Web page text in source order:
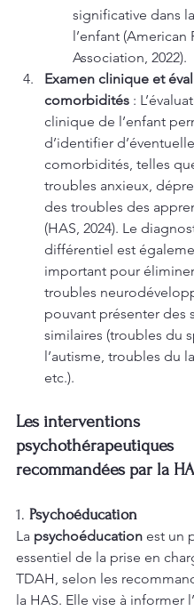
significative dans
l’enfant (American
Association, 2022).
Examen clinique et
comorbidités :
clinique de l’enfant
d’identifier
comorbidités, telles
troubles anxieux,
des troubles des
(HAS, 2024). Le
différentiel est
important pour
troubles
pouvant présenter des
similaires (troubles du
l’autisme, troubles du
etc.).
Les interventions
psychothérapeutiques
recommandées par la
1. Psychoéducation
La psychoéducation est un
essentiel de la prise en
TDAH, selon les
la HAS. Elle vise à informer